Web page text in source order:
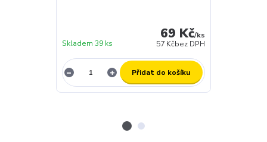
69 Kč/ks
57 Kčbez DPH
Skladem 39 ks
Přidat do košíku